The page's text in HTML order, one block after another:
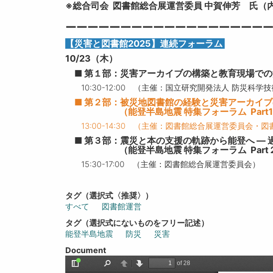
※総合司会 図書館総合展運営委員 中賀伸芳 氏（
ーーーーーーーーーーーーーーーーーー
【災害と図書館2025】連続フォーラム
10/23（木）
■ 第１部：災害アーカイブの構築と教育現場での
10:30-12:00 （主催：国立研究開発法人 防災科学技
■ 第２部：被災地図書館の経験と災害アーカイ
（能登半島地震 特集フォーラム Part1
13:00-14:30 （主催：図書館総合展運営委員会・図書
■ 第３部：震災と本の支援の軌跡から能登へ ―
（能登半島地震 特集フォーラム Part２
15:30-17:00 （主催：図書館総合展運営委員会）
タグ（選択式〈推奨〉）
すべて
図書館運営
タグ（選択式にないものをフリー記述）
能登半島地震
防災 災害
Document